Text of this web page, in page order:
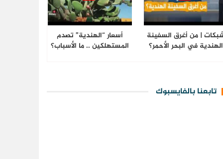
| من أغرق السفينة
الهندية في البحر الأحمر؟
أسعار “الهندية” تصدم
المستهلكين .. ما الأسباب؟
تابعنا بالفايسبوك